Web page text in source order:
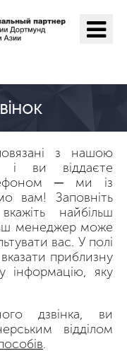
з нашою
і ви віддаєте
─ ми із
вам! Заповніть
найбільш
менеджер може
вас. У полі
приблизну
інформацію, яку
дзвінка, ви
відділом
.